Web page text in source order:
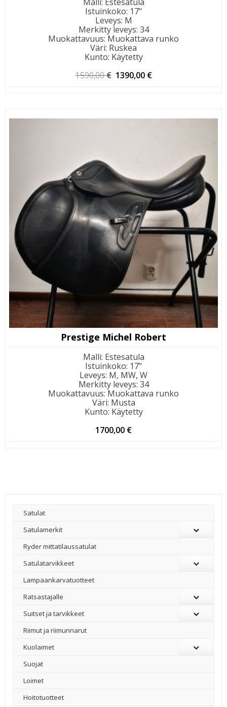
Istuinkoko: 17"
Leveys: M
Merkitty leveys: 34
Muokattavuus: Muokattava runko
Väri: Ruskea
Kunto: Käytetty
1590,00€ Alkuperäinen
1390,00 €
Prestige Michel Robert
Malli: Estesatula
Istuinkoko: 17"
Leveys: M, MW, W
Merkitty leveys: 34
Muokattavuus: Muokattava runko
Väri: Musta
Kunto: Käytetty
1700,00 €
Satulat
Satulamerkit
Ryder mittatilaussatulat
Satulatarvikkeet
–
Lampaankarvatuotteet
Ratsastajalle
Suitset ja tarvikkeet
Riimut ja riimunnarut
Kuolaimet
Suojat
Loimet
Hoitotuotteet